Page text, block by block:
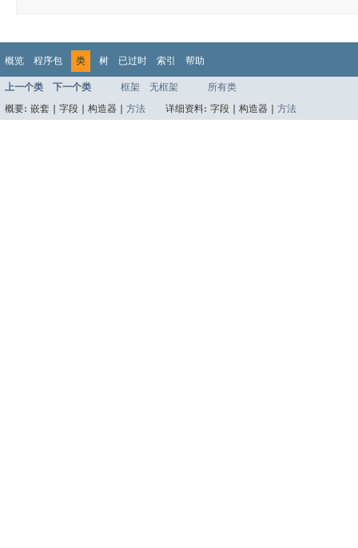
概览 程序包 类 树 已过时 索引 帮助
上一个类 下一个类 框架 无框架
所有类
概要: 嵌套 | 字段 | 构造器 | 方法 详细资料: 字段 | 构造器 | 方法